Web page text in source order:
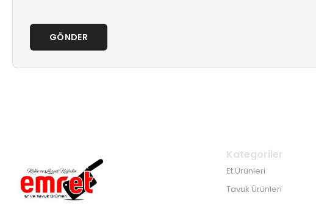
GÖNDER
Kategoriler
Et Ürünleri
Tavuk Ürünleri